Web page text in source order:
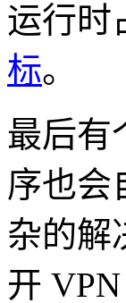
运行时
标。
最后有
序也会
杂的解
开